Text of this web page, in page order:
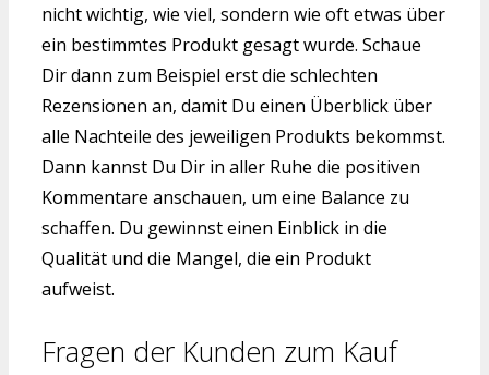
nicht wichtig, wie viel, sondern wie oft etwas über
ein bestimmtes Produkt gesagt wurde. Schaue
Dir dann zum Beispiel erst die schlechten
Rezensionen an, damit Du einen Überblick über
alle Nachteile des jeweiligen Produkts bekommst.
Dann kannst Du Dir in aller Ruhe die positiven
Kommentare anschauen, um eine Balance zu
schaffen. Du gewinnst einen Einblick in die
Qualität und die Mangel, die ein Produkt
aufweist.
Fragen der Kunden zum Kauf